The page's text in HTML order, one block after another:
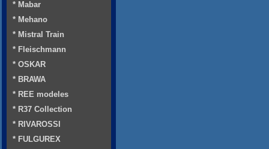
* Mabar
* Mehano
* Mistral Train
* Fleischmann
* OSKAR
* BRAWA
* REE modeles
* R37 Collection
* RIVAROSSI
* FULGUREX